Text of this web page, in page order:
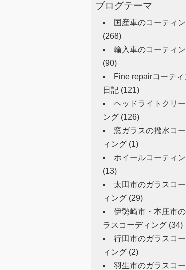
ブログテーマ
国産車のコーティ
(268)
輸入車のコーティ
(90)
Fine repairコーティ
日記 (121)
ヘッドライトクリー
ング (126)
窓ガラスの撥水コ
ィング (1)
ホイールコーティ
(13)
太田市のガラスコ
ィング (29)
伊勢崎市・本庄市
ラスコーディング (34)
行田市のガラスコ
ィング (2)
羽生市のガラスコ